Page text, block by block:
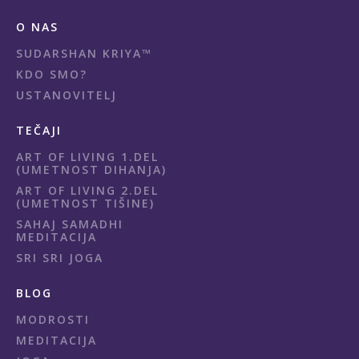
O NAS
SUDARSHAN KRIYA™
KDO SMO?
USTANOVITELJ
TEČAJI
ART OF LIVING 1.DEL
(UMETNOST DIHANJA)
ART OF LIVING 2.DEL
(UMETNOST TIŠINE)
SAHAJ SAMADHI
MEDITACIJA
SRI SRI JOGA
BLOG
MODROSTI
MEDITACIJA